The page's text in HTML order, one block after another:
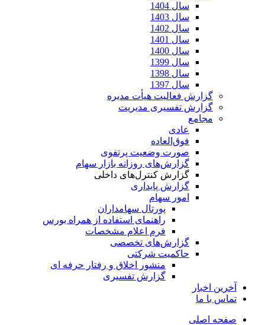
سال 1404
سال 1403
سال 1402
سال 1401
سال 1400
سال 1399
سال 1398
سال 1397
گزارش فعالیت هیأت مدیره
گزارش تفسیری مدیریت
مجامع
عادی
فوق‌العاده
صورت وضعیت پرتفوی
گزارش‌های روزانه بازار سهام
گزارش کنترل‌های داخلی
گزارش پایداری
امور سهام
پورتال سهامداران
راهنمای استفاده از همراه بورس
فرم اعلام مشخصات
گزارش‌های تخصصی
حاکمیت شرکتی
منشور اخلاق و رفتار حرفه­ ای
گزارش تفسیری
آخرین اخبار
تماس با ما
صفحه اصلی